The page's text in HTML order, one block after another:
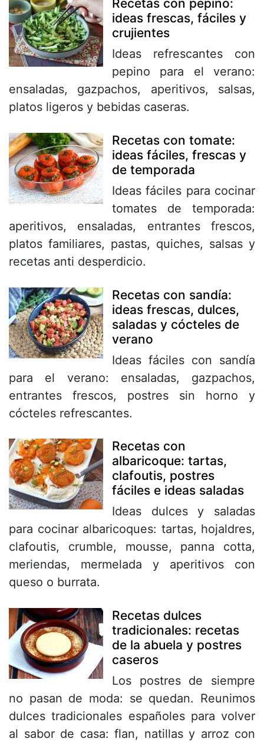
Recetas con pepino:
ideas frescas, fáciles y
crujientes
Ideas refrescantes con
pepino para el verano:
ensaladas, gazpachos, aperitivos, salsas,
platos ligeros y bebidas caseras.
Recetas con tomate:
ideas fáciles, frescas y
de temporada
Ideas fáciles para cocinar
tomates de temporada:
aperitivos, ensaladas, entrantes frescos,
platos familiares, pastas, quiches, salsas y
recetas anti desperdicio.
Recetas con sandía:
ideas frescas, dulces,
saladas y cócteles de
verano
Ideas fáciles con sandía
para el verano: ensaladas, gazpachos,
entrantes frescos, postres sin horno y
cócteles refrescantes.
Recetas con
albaricoque: tartas,
clafoutis, postres
fáciles e ideas saladas
Ideas dulces y saladas
para cocinar albaricoques: tartas, hojaldres,
clafoutis, crumble, mousse, panna cotta,
meriendas, mermelada y aperitivos con
queso o burrata.
Recetas dulces
tradicionales: recetas
de la abuela y postres
caseros
Los postres de siempre
no pasan de moda: se quedan. Reunimos
dulces tradicionales españoles para volver
al sabor de casa: flan, natillas y arroz con